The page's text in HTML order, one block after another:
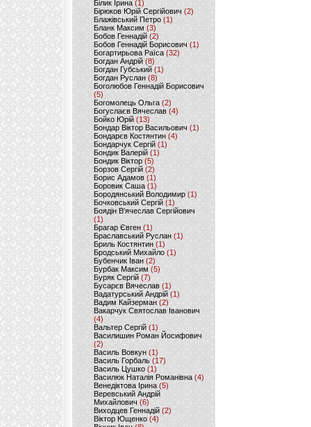
Білик Ірина (1)
Бірюков Юрій Сергійович (2)
Блажівський Петро (1)
Бланк Максим(3)
Бобов Геннадій (2)
Бобов Геннадій Борисович (1)
Богартирьова Раїса (32)
Богдан Андрій(8)
Богдан Губський (1)
Богдан Руслан(8)
Боголюбов Геннадій Борисович
(5)
Богомолець Ольга (2)
Богуслаєв Вячеслав (4)
Бойко Юрій (13)
Бондар Віктор Васильович (1)
Бондарєв Костянтин (4)
Бондарчук Сергій(1)
Бондик Валерій (1)
Бондик Віктор(5)
Борзов Сергiй (2)
Борис Адамов(1)
Боровик Саша (1)
Бородянський Володимир (1)
Бочковський Сергій (1)
Боядін В'ячеслав Сергійович
(1)
Брагар Євген (1)
Браславський Руслан (1)
Бриль Костянтин (1)
Бродський Михайло (1)
Бубенчик Іван(2)
Бурбак Максим (5)
Буряк Сергій (7)
Бусарєв Вячеслав (1)
Вадатурський Андрій (1)
Вадим Кайзерман (2)
Вакарчук Святослав Іванович
(4)
Вальтер Сергій (1)
Василишин Роман Йосифович
(2)
Василь Вовкун (1)
Василь Горбаль (17)
Василь Цушко (1)
Василюк Наталія Романівна (4)
Венедіктова Ірина(5)
Веревський Андрій
Михайлович (6)
Виходцев Геннадій (2)
Віктор Ющенко (4)